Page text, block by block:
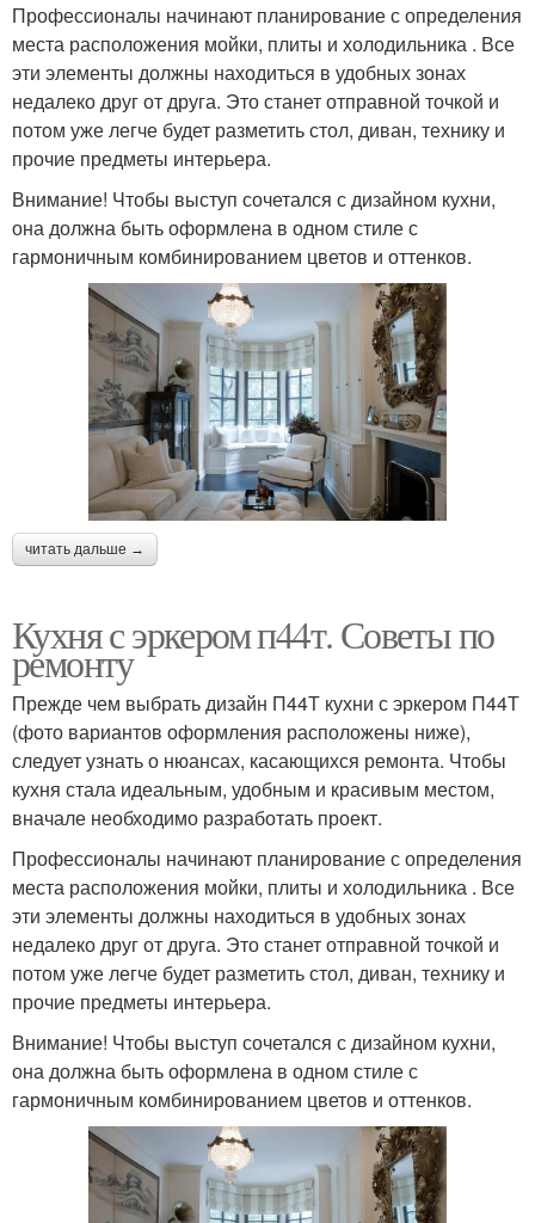
Профессионалы начинают планирование с определения
места расположения мойки, плиты и холодильника . Все
эти элементы должны находиться в удобных зонах
недалеко друг от друга. Это станет отправной точкой и
потом уже легче будет разметить стол, диван, технику и
прочие предметы интерьера.
Внимание! Чтобы выступ сочетался с дизайном кухни,
она должна быть оформлена в одном стиле с
гармоничным комбинированием цветов и оттенков.
читать дальше →
Кухня с эркером п44т. Советы по
ремонту
Прежде чем выбрать дизайн П44Т кухни с эркером П44Т
(фото вариантов оформления расположены ниже),
следует узнать о нюансах, касающихся ремонта. Чтобы
кухня стала идеальным, удобным и красивым местом,
вначале необходимо разработать проект.
Профессионалы начинают планирование с определения
места расположения мойки, плиты и холодильника . Все
эти элементы должны находиться в удобных зонах
недалеко друг от друга. Это станет отправной точкой и
потом уже легче будет разметить стол, диван, технику и
прочие предметы интерьера.
Внимание! Чтобы выступ сочетался с дизайном кухни,
она должна быть оформлена в одном стиле с
гармоничным комбинированием цветов и оттенков.